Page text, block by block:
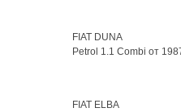
FIAT DUNA
Petrol 1.1 Combi от
FIAT ELBA